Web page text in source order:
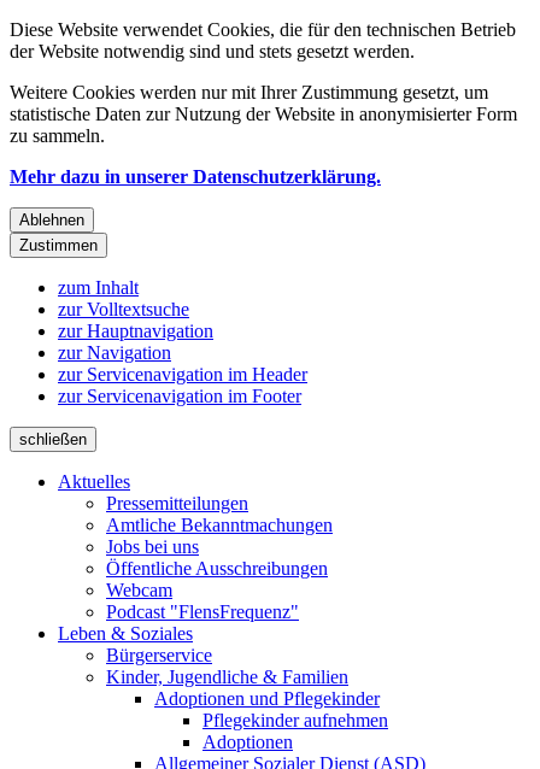
Diese Website verwendet Cookies, die für den technischen Betrieb
der Website notwendig sind und stets gesetzt werden.
Weitere Cookies werden nur mit Ihrer Zustimmung gesetzt, um
statistische Daten zur Nutzung der Website in anonymisierter Form
zu sammeln.
Mehr dazu in unserer Datenschutzerklärung.
Ablehnen
Zustimmen
zum Inhalt
zur Volltextsuche
zur Hauptnavigation
zur Navigation
zur Servicenavigation im Header
zur Servicenavigation im Footer
schließen
Aktuelles
Pressemitteilungen
Amtliche Bekanntmachungen
Jobs bei uns
Öffentliche Ausschreibungen
Webcam
Podcast "FlensFrequenz"
Leben & Soziales
Bürgerservice
Kinder, Jugendliche & Familien
Adoptionen und Pflegekinder
Pflegekinder aufnehmen
Adoptionen
Allgemeiner Sozialer Dienst (ASD)